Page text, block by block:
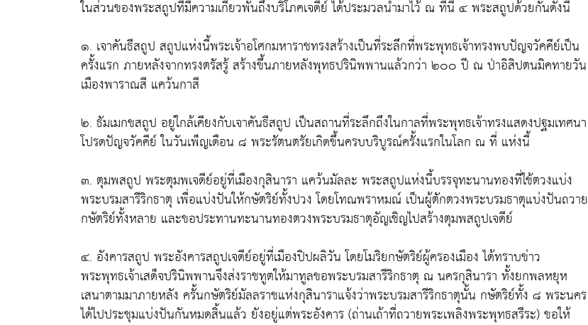
ในส่วนของพระสถูปที่มีความเกี่ยวพันถึงบริโภคเจดีย์ ได้ประมวลนำมาไว้ ณ ที่นี้ ๔ พระสถูปด้วยกันดังนี้
๑. เจาคันธีสถูป สถูปแห่งนี้พระเจ้าอโศกมหาราชทรงสร้างเป็นที่ระลึกที่พระพุทธเจ้าทรงพบปัญจวัคคีย์เป็น
ครั้งแรก ภายหลังจากทรงตรัสรู้ สร้างขึ้นภายหลังพุทธปรินิพพานแล้วกว่า ๒๐๐ ปี ณ ป่าอิสิปตนมิคทายวัน
เมืองพาราณสี แคว้นกาสี
๒. ธัมเมกขสถูป อยู่ใกล้เคียงกับเจาคันธีสถูป เป็นสถานที่ระลึกถึงในกาลที่พระพุทธเจ้าทรงแสดงปฐมเทศนา
โปรดปัญจวัคคีย์ ในวันเพ็ญเดือน ๘ พระรัตนตรัยเกิดขึ้นครบบริบูรณ์ครั้งแรกในโลก ณ ที่ แห่งนี้
๓. ตุมพสถูป พระตุมพเจดีย์อยู่ที่เมืองกุสินารา แคว้นมัลละ พระสถูปแห่งนี้บรรจุทะนานทองที่ใช้ตวงแบ่ง
พระบรมสารีริกธาตุ เพื่อแบ่งปันให้กษัตริย์ทั้งปวง โดยโทณพราหมณ์ เป็นผู้ตักตวงพระบรมธาตุแบ่งปันถวาย
กษัตริย์ทั้งหลาย และขอประทานทะนานทองตวงพระบรมธาตุอัญเชิญไปสร้างตุมพสถูปเจดีย์
๔. อังคารสถูป พระอังคารสถูปเจดีย์อยู่ที่เมืองปิปผลิวัน โดยโมริยกษัตริย์ผู้ครองเมือง ได้ทราบข่าว
พระพุทธเจ้าเสด็จปรินิพพานจึงส่งราชทูตให้มาทูลขอพระบรมสารีริกธาตุ ณ นครกุสินารา ทั้งยกพลหยุห
เสนาตามมาภายหลัง ครั้นกษัตริย์มัลลราชแห่งกุสินาราแจ้งว่าพระบรมสารีริกธาตุนั้น กษัตริย์ทั้ง ๘ พระนคร
ได้ไปประชุมแบ่งปันกันหมดสิ้นแล้ว ยังอยู่แต่พระอังคาร (ถ่านเถ้าที่ถวายพระเพลิงพระพุทธสรีระ) ขอให้